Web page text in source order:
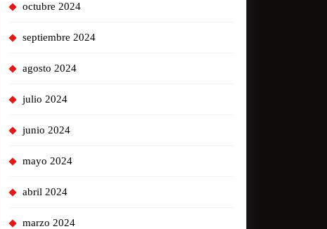
octubre 2024
septiembre 2024
agosto 2024
julio 2024
junio 2024
mayo 2024
abril 2024
marzo 2024